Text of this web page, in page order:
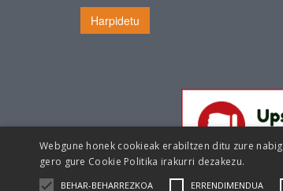
Harpidetu
Webgune honek cookieak erabiltzen ditu zure
gero gure Cookie Politika irakurri dezakezu.
BEHAR-BEHARREZKOA ERRENDIMENDUA